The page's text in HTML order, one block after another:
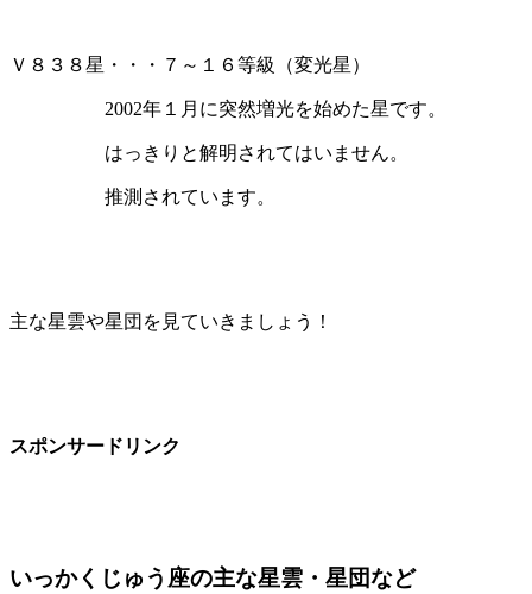
Ｖ８３８星・・・７～１６等級（変光星）
2002年１月に突然増光を始めた星です。
はっきりと解明されてはいません。
推測されています。
主な星雲や星団を見ていきましょう！
スポンサードリンク
いっかくじゅう座の主な星雲・星団など